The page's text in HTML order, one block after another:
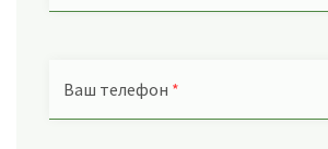
Ваш телефон *